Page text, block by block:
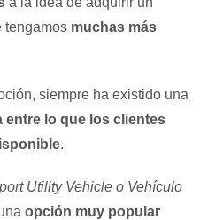
tengamos muchas más
siempre ha existido una
lo que los clientes
.
Utility Vehicle o Vehículo
opción muy popular